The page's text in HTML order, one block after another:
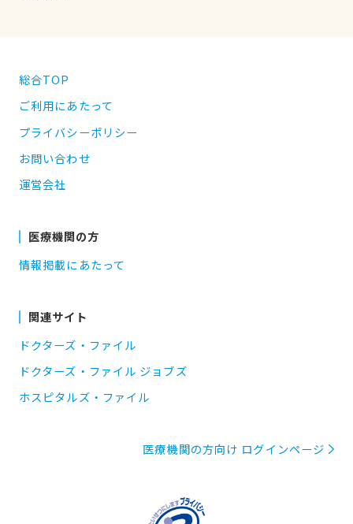
総合TOP
ご利用にあたって
プライバシーポリシー
お問い合わせ
運営会社
医療機関の方
情報掲載にあたって
関連サイト
ドクターズ・ファイル
ドクターズ・ファイル ジョブズ
ホスピタルズ・ファイル
医療機関の方向け ログインページ